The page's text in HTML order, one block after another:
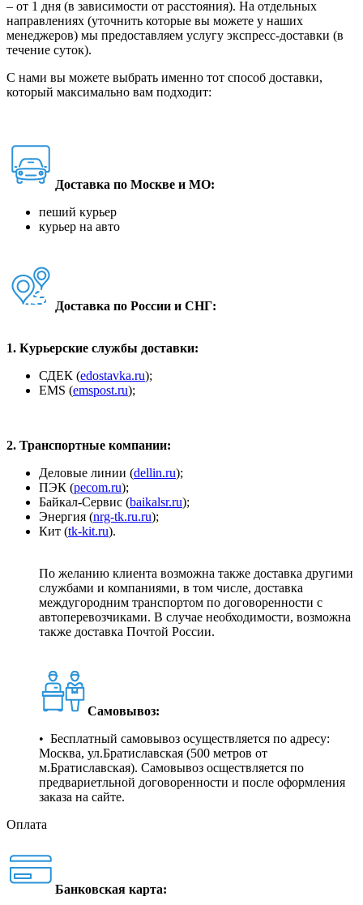
– от 1 дня (в зависимости от расстояния). На отдельных
направлениях (уточнить которые вы можете у наших
менеджеров) мы предоставляем услугу экспресс-доставки (в
течение суток).
С нами вы можете выбрать именно тот способ доставки,
который максимально вам подходит:
Доставка по Москве и МО:
пеший курьер
курьер на авто
Доставка по России и СНГ:
1. Курьерские службы доставки:
СДЕК (edostavka.ru);
ЕМS (emspost.ru);
2. Транспортные компании:
Деловые линии (dellin.ru);
ПЭК (pecom.ru);
Байкал-Сервис (baikalsr.ru);
Энергия (nrg-tk.ru.ru);
Кит (tk-kit.ru).
По желанию клиента возможна также доставка другими
службами и компаниями, в том числе, доставка
междугородним транспортом по договоренности с
автоперевозчиками. В случае необходимости, возможна
также доставка Почтой России.
Самовывоз:
• Бесплатный самовывоз осуществляется по адресу:
Москва, ул.Братиславская (500 метров от
м.Братиславская). Самовывоз осществляется по
предвариетльной договоренности и после оформления
заказа на сайте.
Оплата
Банковская карта: